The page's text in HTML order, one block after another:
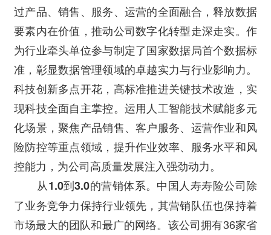
过产品、销售、服务、运营的全面融合，释放数据
要素内在价值，推动公司数字化转型走深走实。作
为行业牵头单位参与制定了国家数据局首个数据标
准，彰显数据管理领域的卓越实力与行业影响力。
科技创新多点开花，高标准推进关键技术改造，实
现科技全面自主掌控。运用人工智能技术赋能多元
化场景，聚焦产品销售、客户服务、运营作业和风
险防控等重点领域，提升作业效率、服务水平和风
控能力，为公司高质量发展注入强劲动力。
从1.0到3.0的营销体系。 中国人寿寿险公司除
了业务竞争力保持行业领先，其营销队伍也保持着
市场最大的团队和最广的网络。该公司拥有36家省